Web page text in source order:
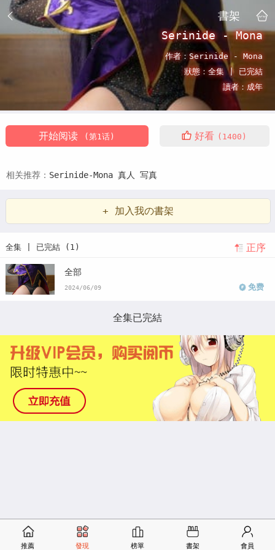
書架
Serinide - Mona
作者： Serinide - Mona
狀態： 全集 | 已完結
讀者： 成年
开始阅读 (第1话) 好看 (1400)
相关推荐： Serinide-Mona 真人 写真
+ 加入我の書架
全集 | 已完結 (1) 正序
全部
2024/06/09 免费
全集已完結
推薦 發現 榜單 書架 會員